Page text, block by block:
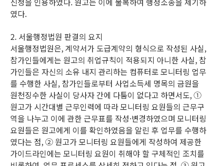
였다.
2. 서울행정법원 판결의 요지
서울행정법원은, 계약서가 도급계약의 형식으로 작성된 사실,
참가인들에게는 원고의 취업규칙이 적용되지 아니한 사실, 참
가인들은 자신의 소유 내지 관리하는 컴퓨터로 모니터링 업무
를 수행한 사실, 참가인들로부터 사업소득세 명목의 금원을
원천징수한 사실이 당사자 간에 다툼이 없다고 하면서도, ①
원고가 시간대별 근무인력에 따라 모니터링 요원들의 근무구
역을 나누고 이에 관한 근무표를 작성·변경하였으며 모니터링
요원들은 원고에게 이를 확인하였음을 알린 후 업무를 수행하
였다는 점, ② 원고가 모니터링 요원들에게 작성하여 제공한
가이드라인에는 모니터링 요원이 취해야 할 구체적인 조치를